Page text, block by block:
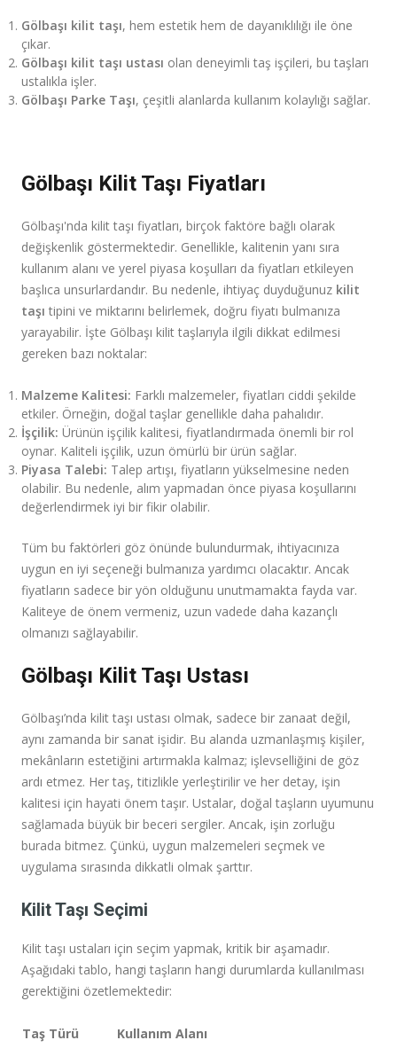
Gölbaşı kilit taşı, hem estetik hem de dayanıklılığı ile öne
çıkar.
Gölbaşı kilit taşı ustası olan deneyimli taş işçileri, bu taşları
ustalıkla işler.
Gölbaşı Parke Taşı, çeşitli alanlarda kullanım kolaylığı sağlar.
Gölbaşı Kilit Taşı Fiyatları
Gölbaşı'nda kilit taşı fiyatları, birçok faktöre bağlı olarak
değişkenlik göstermektedir. Genellikle, kalitenin yanı sıra
kullanım alanı ve yerel piyasa koşulları da fiyatları etkileyen
başlıca unsurlardandır. Bu nedenle, ihtiyaç duyduğunuz kilit
taşı tipini ve miktarını belirlemek, doğru fiyatı bulmanıza
yarayabilir. İşte Gölbaşı kilit taşlarıyla ilgili dikkat edilmesi
gereken bazı noktalar:
Malzeme Kalitesi: Farklı malzemeler, fiyatları ciddi şekilde
etkiler. Örneğin, doğal taşlar genellikle daha pahalıdır.
İşçilik: Ürünün işçilik kalitesi, fiyatlandırmada önemli bir rol
oynar. Kaliteli işçilik, uzun ömürlü bir ürün sağlar.
Piyasa Talebi: Talep artışı, fiyatların yükselmesine neden
olabilir. Bu nedenle, alım yapmadan önce piyasa koşullarını
değerlendirmek iyi bir fikir olabilir.
Tüm bu faktörleri göz önünde bulundurmak, ihtiyacınıza
uygun en iyi seçeneği bulmanıza yardımcı olacaktır. Ancak
fiyatların sadece bir yön olduğunu unutmamakta fayda var.
Kaliteye de önem vermeniz, uzun vadede daha kazançlı
olmanızı sağlayabilir.
Gölbaşı Kilit Taşı Ustası
Gölbaşı’nda kilit taşı ustası olmak, sadece bir zanaat değil,
aynı zamanda bir sanat işidir. Bu alanda uzmanlaşmış kişiler,
mekânların estetiğini artırmakla kalmaz; işlevselliğini de göz
ardı etmez. Her taş, titizlikle yerleştirilir ve her detay, işin
kalitesi için hayati önem taşır. Ustalar, doğal taşların uyumunu
sağlamada büyük bir beceri sergiler. Ancak, işin zorluğu
burada bitmez. Çünkü, uygun malzemeleri seçmek ve
uygulama sırasında dikkatli olmak şarttır.
Kilit Taşı Seçimi
Kilit taşı ustaları için seçim yapmak, kritik bir aşamadır.
Aşağıdaki tablo, hangi taşların hangi durumlarda kullanılması
gerektiğini özetlemektedir:
Taş Türü
Kullanım Alanı